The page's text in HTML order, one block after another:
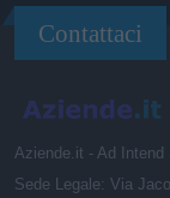
Contattaci
Aziende.it - Ad Intend
Sede Legale: Via